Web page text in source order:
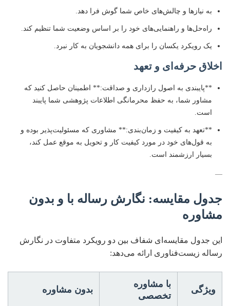
به نیازها و چالش‌های خاص شما گوش فرا دهد.
راه‌حل‌ها و راهنمایی‌های خود را بر اساس وضعیت شما تنظیم کند.
یک رویکرد یکسان را برای همه دانشجویان به کار نبرد.
اخلاق حرفه‌ای و تعهد
**پایبندی به اصول رازداری و صداقت:** اطمینان حاصل کنید که
مشاور شما، به حفظ محرمانگی اطلاعات پژوهشی شما پایبند
است.
**تعهد به کیفیت و زمان‌بندی:** مشاوری که مسئولیت‌پذیر بوده و
به قول‌های خود در مورد کیفیت کار و تحویل به موقع عمل کند،
بسیار ارزشمند است.
—
جدول مقایسه: نگارش رساله با و بدون
مشاوره
این جدول مقایسه‌ای شفاف بین دو رویکرد متفاوت در نگارش
رساله زیست‌فناوری ارائه می‌دهد:
ویژگی
با مشاوره
تخصصی
بدون مشاوره